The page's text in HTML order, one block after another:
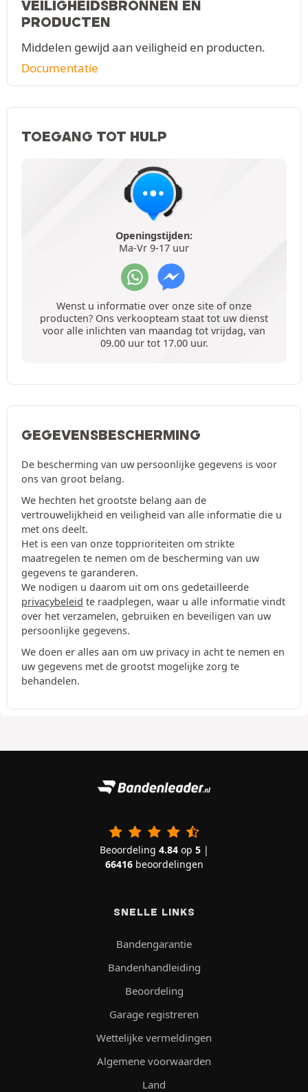
VEILIGHEIDSBRONNEN EN
PRODUCTEN
Middelen gewijd aan veiligheid en producten.
Documentatie
TOEGANG TOT HULP
Openingstijden:
Ma-Vr 9-17 uur
Wenst u informatie over onze site of onze
producten? Ons verkoopteam staat tot uw dienst
voor alle inlichten van maandag tot vrijdag, van
09.00 uur tot 17.00 uur.
GEGEVENSBESCHERMING
De bescherming van uw persoonlijke gegevens is voor
ons van groot belang.
We hechten het grootste belang aan de
vertrouwelijkheid en veiligheid van alle informatie die u
met ons deelt.
Het is een van onze topprioriteiten om strikte
maatregelen te nemen om de bescherming van uw
gegevens te garanderen.
We nodigen u daarom uit om ons gedetailleerde
privacybeleid te raadplegen, waar u alle informatie vindt
over het verzamelen, gebruiken en beveiligen van uw
persoonlijke gegevens.
We doen er alles aan om uw privacy in acht te nemen en
uw gegevens met de grootst mogelijke zorg te
behandelen.
Beoordeling 4.84op 5|
66416beoordelingen
SNELLE LINKS
Bandengarantie
Bandenhandleiding
Beoordeling
Garage registreren
Wettelijke vermeldingen
Algemene voorwaarden
Land